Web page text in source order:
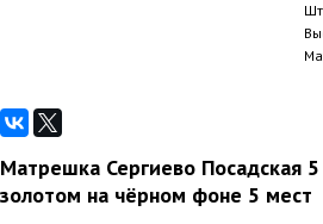
Матрешка Сергиево Посадская
золотом на чёрном фоне 5 мест